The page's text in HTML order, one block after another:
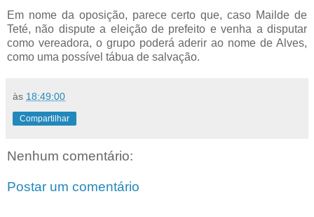
Em nome da oposição, parece certo que, caso Mailde de
Teté, não dispute a eleição de prefeito e venha a disputar
como vereadora, o grupo poderá aderir ao nome de Alves,
como uma possível tábua de salvação.
às 18:49:00
Compartilhar
Nenhum comentário:
Postar um comentário